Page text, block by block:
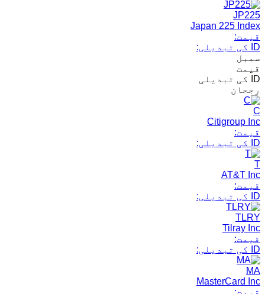
JP225
Japan 225 Index
قیمت:
ID کی تبدیلی:
سمبل
قیمت
ID کی تبدیلی
رجحان
C
Citigroup Inc
قیمت:
ID کی تبدیلی:
T
AT&T Inc
قیمت:
ID کی تبدیلی:
TLRY
Tilray Inc
قیمت:
ID کی تبدیلی:
MA
MasterCard Inc